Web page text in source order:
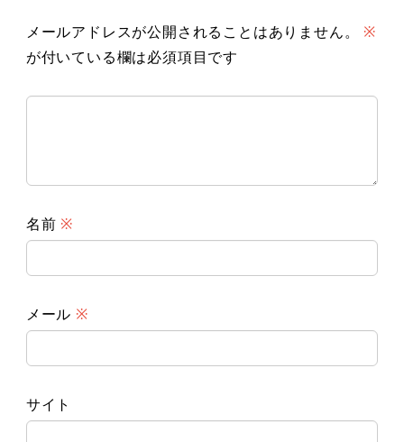
メールアドレスが公開されることはありません。
※
が付いている欄は必須項目です
名前 ※
メール ※
サイト